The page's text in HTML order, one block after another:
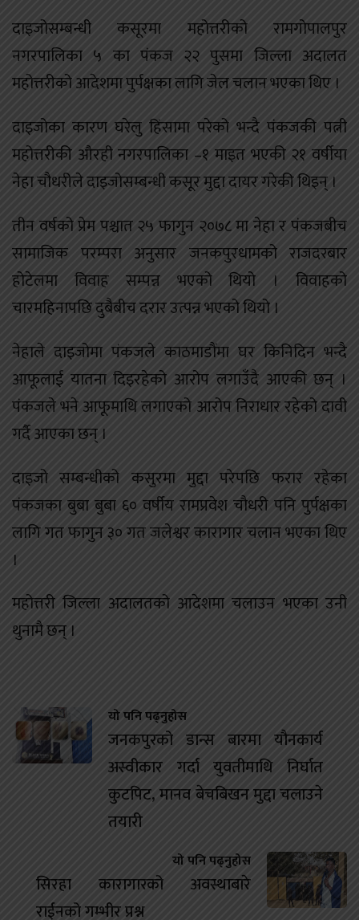
दाइजोसम्बन्धी कसूरमा महोत्तरीको रामगोपालपुर
नगरपालिका ५ का पंकज २२ पुसमा जिल्ला अदालत
महोत्तरीको आदेशमा पुर्पक्षका लागि जेल चलान भएका थिए ।
दाइजोका कारण घरेलु हिंसामा परेको भन्दै पंकजकी पत्नी
महोत्तरीकी औरही नगरपालिका –१ माइत भएकी २१ वर्षीया
नेहा चौधरीले दाइजोसम्बन्धी कसूर मुद्दा दायर गरेकी थिइन् ।
तीन वर्षको प्रेम पश्चात २५ फागुन २०७८ मा नेहा र पंकजबीच
सामाजिक परम्परा अनुसार जनकपुरधामको राजदरबार
होटेलमा विवाह सम्पन्न भएको थियो । विवाहको
चारमहिनापछि दुबैबीच दरार उत्पन्न भएको थियो ।
नेहाले दाइजोमा पंकजले काठमाडौंमा घर किनिदिन भन्दै
आफूलाई यातना दिइरहेको आरोप लगाउँदै आएकी छन् ।
पंकजले भने आफूमाथि लगाएको आरोप निराधार रहेको दावी
गर्दै आएका छन् ।
दाइजो सम्बन्धीको कसुरमा मुद्दा परेपछि फरार रहेका
पंकजका बुबा बुबा ६० वर्षीय रामप्रवेश चौधरी पनि पुर्पक्षका
लागि गत फागुन ३० गत जलेश्वर कारागार चलान भएका थिए
।
महोत्तरी जिल्ला अदालतको आदेशमा चलाउन भएका उनी
थुनामै छन् ।
यो पनि पढ्नुहोस
जनकपुरको डान्स बारमा यौनकार्य
अस्वीकार गर्दा युवतीमाथि निर्घात
कुटपिट, मानव बेचबिखन मुद्दा चलाउने
तयारी
यो पनि पढ्नुहोस
सिरहा कारागारको अवस्थाबारे
राईनको गम्भीर प्रश्न